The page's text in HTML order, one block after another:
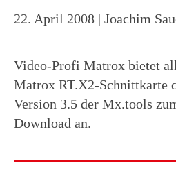
22. April 2008 | Joachim
Video-Profi Matrox bietet
Matrox RT.X2-Schnittkarte
Version 3.5 der Mx.tools
Download an.